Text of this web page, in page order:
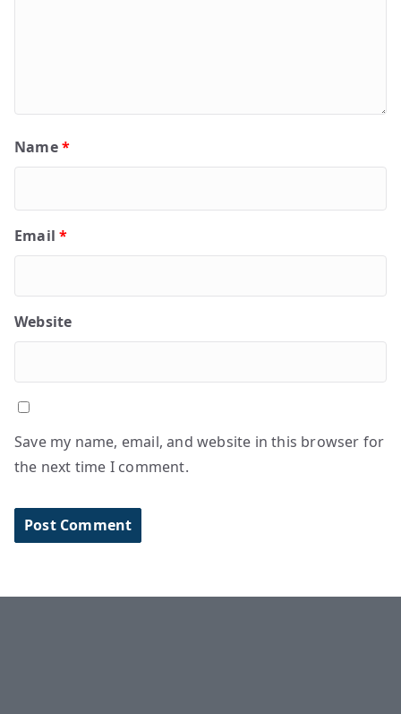
Name*
Email*
Website
Save my name, email, and website in this browser for
the next time I comment.